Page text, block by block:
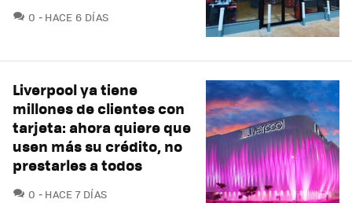
0 COMENTARIOS
HACE 6 DÍAS
Liverpool ya tiene
millones de clientes con
tarjeta: ahora quiere que
usen más su crédito, no
prestarles a todos
0 COMENTARIOS
HACE 7 DÍAS